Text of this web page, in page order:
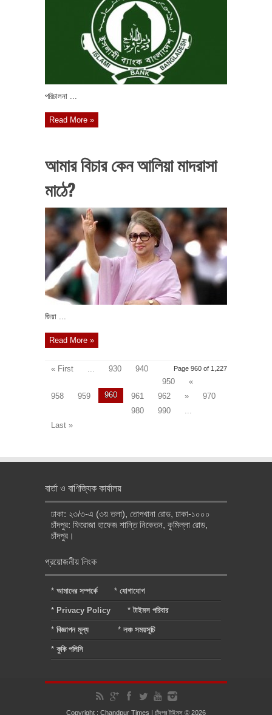
পরিচালনা ...
Read More »
আমার বিচার কেন আলিয়া মাদরাসা
মাঠে?
জিয়া ...
Read More »
Page 960 of 1,227
« First 930
940
950
«
958
959 960 961 962 »
970
980
990
Last »
বার্তা ও বাণিজ্যিক কার্যালয়
ঢাকা: ২৩/৩-এ (৩য় তলা), তোপখানা রোড, ঢাকা-১০০০
চাঁদপুর: ফিরোজা হাফেজ শান্তি নিকেতন, কুমিল্লা রোড,
চাঁদপুর।
প্রয়োজনীয় লিংক
* আমাদের সম্পর্কে * যোগাযোগ
* Privacy Policy *টাইমস পরিবার
* বিজ্ঞাপন মূল্য * লঞ্চ সময়সূচি
* কুকি পলিসি
Copyright : Chandpur Times | চাঁদপুর টাইমস © 2026